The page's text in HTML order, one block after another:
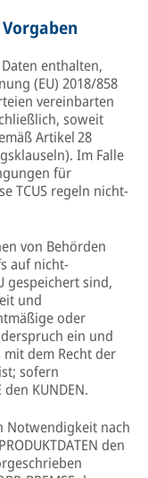
enthalten,
(EU) 2018/858
vereinbarten
soweit
Artikel 28
Im Falle
für
TCUS regeln nicht-
von Behörden
auf nicht-
gespeichert sind,
und
oder
ein und
dem Recht der
sofern
KUNDEN.
Notwendigkeit nach
den